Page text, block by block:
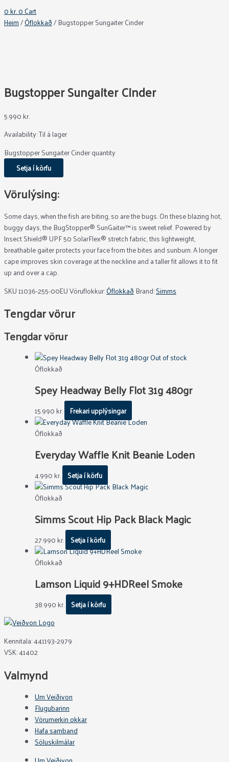
0kr.0Cart
Heim/Óflokkað/ Bugstopper Sungaiter Cinder
Bugstopper Sungaiter Cinder
5.990kr.
Availability:Til á lager
Bugstopper Sungaiter Cinder quantity
Setja í körfu
Vörulýsing:
Some days, when the fish are biting, so are the bugs. On these blazing hot,
buggy days, the BugStopper® SunGaiter™ is sweet relief. Powered by
Insect Shield® UPF 50 SolarFlex® stretch fabric, this lightweight,
breathable gaiter protects your face from the bites and sunburn. A longer
cape improves skin coverage at the neckline and a taller fit allows it to fit
up and over a cap.
SKU11036-255-00EUVöruflokkur:Óflokkað Brand:Simms
Tengdar vörur
Tengdar vörur
Out of stock
Óflokkað
Spey Headway Belly Flot 31g 480gr
15.990kr. Frekari upplýsingar
Óflokkað
Everyday Waffle Knit Beanie Loden
4.990kr. Setja í körfu
Óflokkað
Simms Scout Hip Pack Black Magic
27.990kr. Setja í körfu
Óflokkað
Lamson Liquid 9+HDReel Smoke
38.990kr. Setja í körfu
Kennitala: 441193-2979
VSK: 41402
Valmynd
Um Veiðivon
Flugubarinn
Vörumerkin okkar
Hafa samband
Söluskilmálar